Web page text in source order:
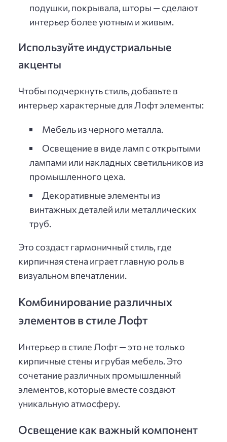
подушки, покрывала, шторы — сделают
интерьер более уютным и живым.
Используйте индустриальные
акценты
Чтобы подчеркнуть стиль, добавьте в
интерьер характерные для Лофт элементы:
Мебель из черного металла.
Освещение в виде ламп с открытыми
лампами или накладных светильников из
промышленного цеха.
Декоративные элементы из
винтажных деталей или металлических
труб.
Это создаст гармоничный стиль, где
кирпичная стена играет главную роль в
визуальном впечатлении.
Комбинирование различных
элементов в стиле Лофт
Интерьер в стиле Лофт — это не только
кирпичные стены и грубая мебель. Это
сочетание различных промышленный
элементов, которые вместе создают
уникальную атмосферу.
Освещение как важный компонент